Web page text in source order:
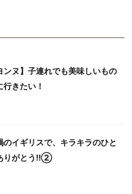
ンヌ】子連れでも美味しいもの
行きたい！
のイギリスで、キラキラのひと
りがとう!!②